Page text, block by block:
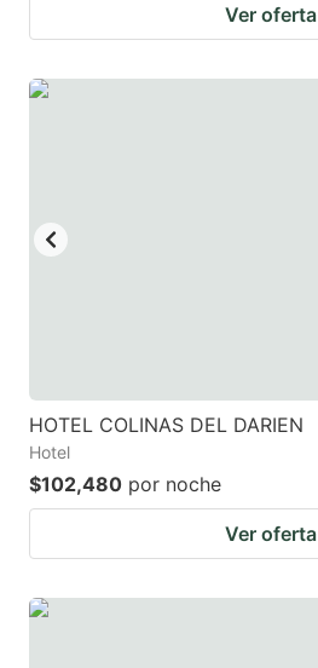
Ver oferta
HOTEL COLINAS DEL DARIEN
Hotel
$102,480 por noche
Ver oferta